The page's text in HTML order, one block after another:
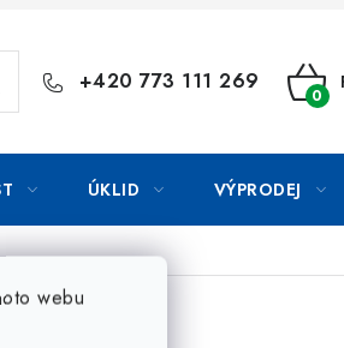
webu
+420 773 111 269
ÚKLID VÝPRODEJ